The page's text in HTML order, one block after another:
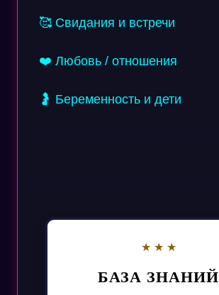
🥰 Свидания и встречи
❤️ Любовь / отношения
🤰 Беременность и дети
БАЗА ЗНАНИЙ